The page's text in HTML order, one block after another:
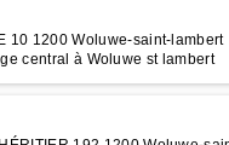
10 1200 Woluwe-saint-lambert
central à Woluwe st lambert